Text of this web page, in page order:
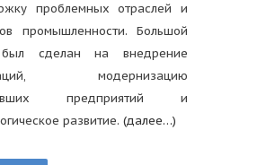
проблемных отраслей и
промышленности. Большой
сделан на внедрение
модернизацию
предприятий и
развитие. (далее…)